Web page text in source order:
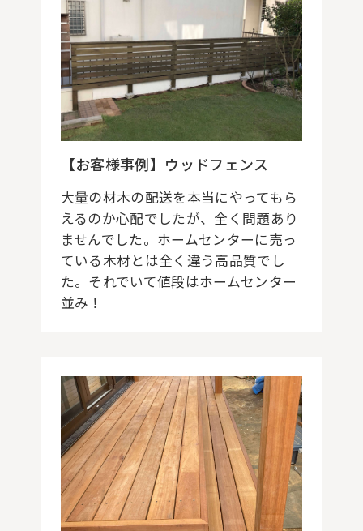
【お客様事例】ウッドフェンス
大量の材木の配送を本当にやってもら
えるのか心配でしたが、全く問題あり
ませんでした。ホームセンターに売っ
ている木材とは全く違う高品質でし
た。それでいて値段はホームセンター
並み！